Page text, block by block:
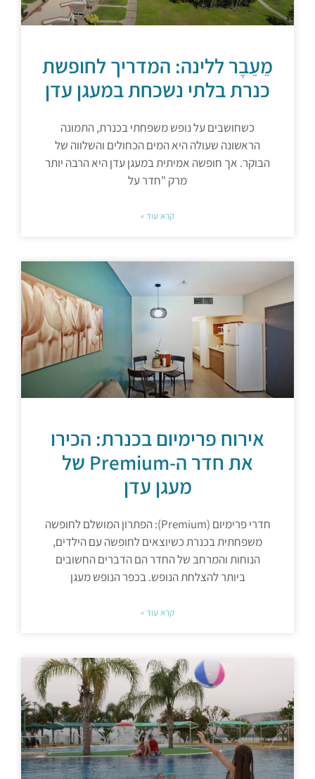
מֵעֵבֶר ללינה: המדריך לחופשת
כנרת בלתי נשכחת במעגן עדן
כשחושבים על נופש משפחתי בכנרת, התמונה
הראשונה שעולה היא המים הכחולים והשלווה של
הבוקר. אך חופשה אמיתית במעגן עדן היא הרבה יותר
מרק "חדר על
קרא עוד »
אירוח פרימיום בכנרת: הכירו
את חדר ה-Premium של
מעגן עדן
חדרי פרימיום (Premium): הפתרון המושלם לחופשה
משפחתית בכנרת כשיוצאים לחופשה עם הילדים,
הנוחות והמרחב של החדר הם הדברים החשובים
ביותר להצלחת הנופש. בכפר הנופש מעגן
קרא עוד »